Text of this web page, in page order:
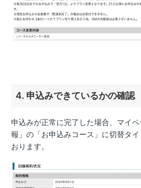
4. 申込みできているかの確認
申込みが正常に完了した場合、マイ
報」の「お申込みコース」に切替タ
おります。